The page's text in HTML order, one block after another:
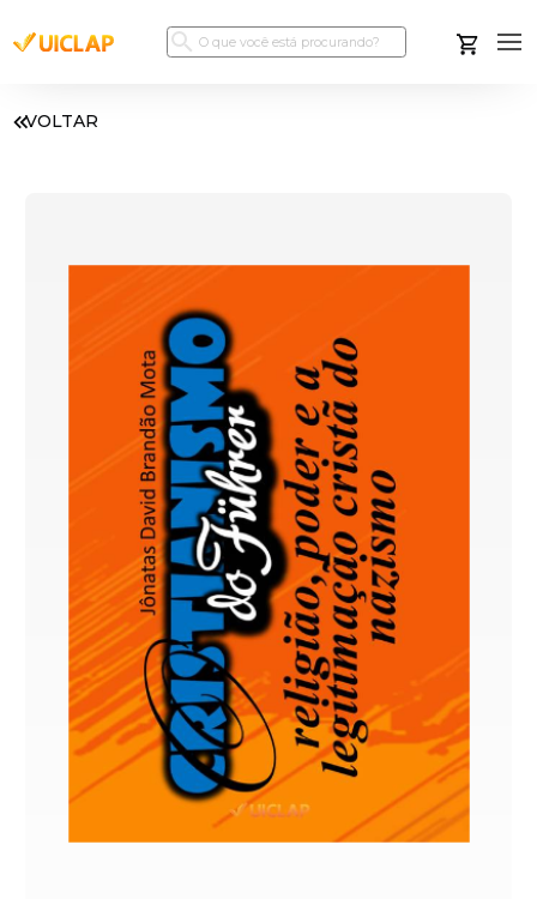
VOLTAR